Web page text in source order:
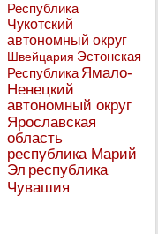
Республика
Чукотский
автономный округ
Швейцария Эстонская
Республика Ямало-
Ненецкий
автономный округ
Ярославская
область
республика Марий
Эл республика
Чувашия